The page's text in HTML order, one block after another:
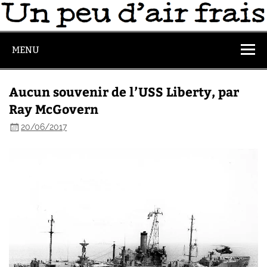
MENU
Aucun souvenir de l’USS Liberty, par
Ray McGovern
20/06/2017